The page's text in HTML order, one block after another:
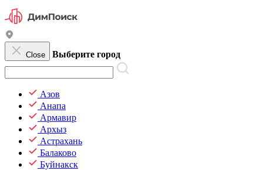
Close Выберите город
Азов
Анапа
Армавир
Архыз
Астрахань
Балаково
Буйнакск